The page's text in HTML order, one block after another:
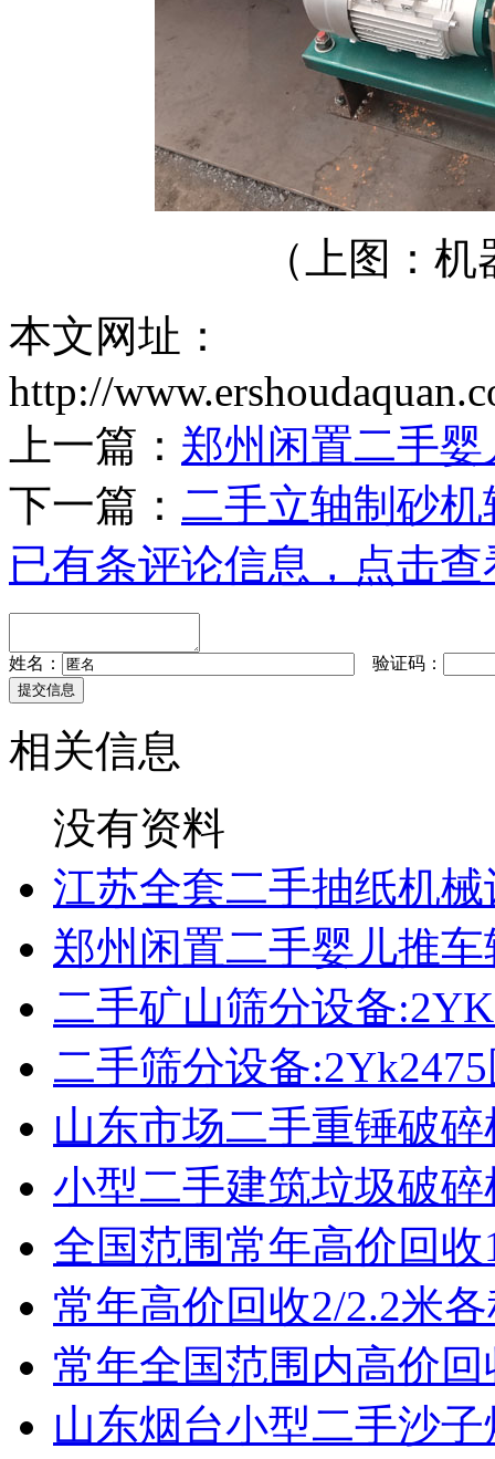
（上图：
本文网址：
http://
上一篇： 郑州闲置二手
下一篇： 二手立轴制砂机
已有条评论信息，点击查
姓名： 验证码：
相关信息
没有资料
江苏全套二手抽纸机
郑州闲置二手婴儿推车
二手矿山筛分设备
二手筛分设备
山东市场二手重锤破
小型二手建筑垃圾破
全国范围常年高价回
常年高价回收2/2.2米
常年全国范围内高价
山东烟台小型二手沙